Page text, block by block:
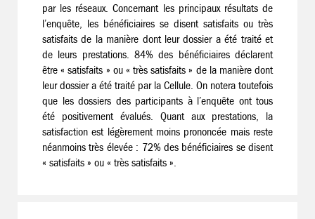
par les réseaux. Concernant les principaux résultats de
l’enquête, les bénéficiaires se disent satisfaits ou très
satisfaits de la manière dont leur dossier a été traité et
de leurs prestations. 84% des bénéficiaires déclarent
être « satisfaits » ou « très satisfaits » de la manière dont
leur dossier a été traité par la Cellule. On notera toutefois
que les dossiers des participants à l’enquête ont tous
été positivement évalués. Quant aux prestations, la
satisfaction est légèrement moins prononcée mais reste
néanmoins très élevée : 72% des bénéficiaires se disent
« satisfaits » ou « très satisfaits ».